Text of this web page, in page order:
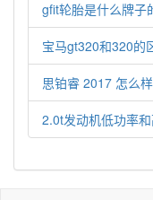
gfit轮胎是什么牌子
宝马gt320和320的
思铂睿 2017 怎么样
2.0t发动机低功率